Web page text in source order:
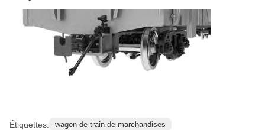
Étiquettes:
wagon de train de marchandises